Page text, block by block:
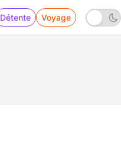
Détente Voyage